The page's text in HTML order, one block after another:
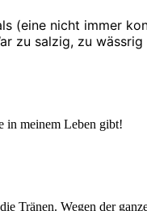
(eine nicht immer
zu salzig, zu
in meinem Leben gibt!
Tränen. Wegen der